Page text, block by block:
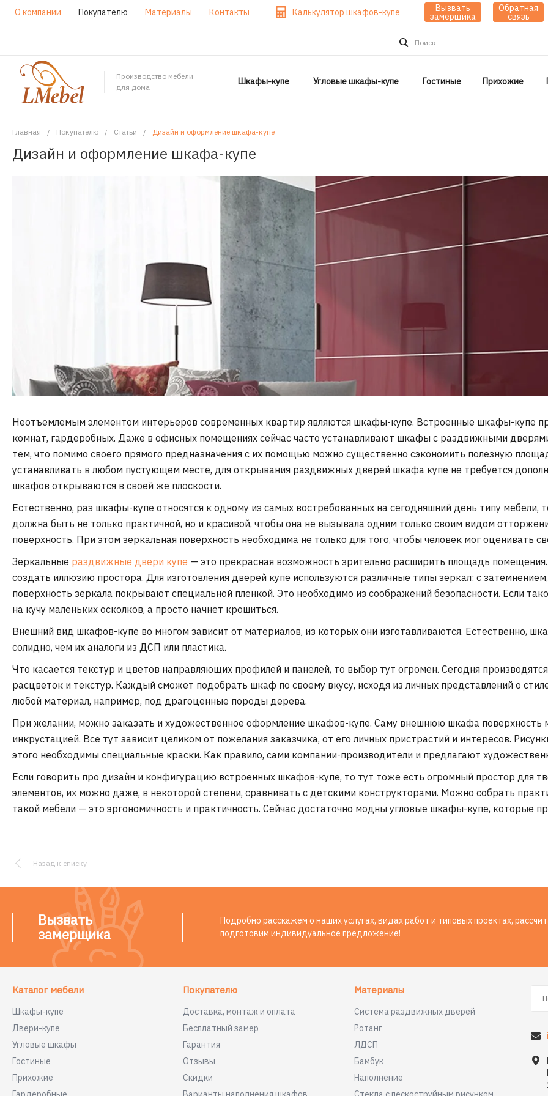
О компании Покупателю Материалы Контакты Калькулятор шкафов-купе Вызвать
замерщика
Обратная
связь
Поиск
Производство мебели
для дома
Шкафы-купе Угловые шкафы-купе Гостиные Прихожие
Главная / Покупателю / Статьи / Дизайн и оформление шкафа-купе
Дизайн и оформление шкафа-купе
Неотъемлемым элементом интерьеров современных квартир являются шкафы-купе. Встроенные шкафы-купе
комнат, гардеробных. Даже в офисных помещениях сейчас часто устанавливают шкафы с раздвижными
тем, что помимо своего прямого предназначения с их помощью можно существенно сэкономить полезную
устанавливать в любом пустующем месте, для открывания раздвижных дверей шкафа купе не требуется
шкафов открываются в своей же плоскости.
Естественно, раз шкафы-купе относятся к одному из самых востребованных на сегодняшний день типу мебели,
должна быть не только практичной, но и красивой, чтобы она не вызывала одним только своим видом
поверхность. При этом зеркальная поверхность необходима не только для того, чтобы человек мог оценивать
Зеркальные раздвижные двери купе — это прекрасная возможность зрительно расширить площадь
создать иллюзию простора. Для изготовления дверей купе используются различные типы зеркал: с
поверхность зеркала покрывают специальной пленкой. Это необходимо из соображений безопасности. Если
на кучу маленьких осколков, а просто начнет крошиться.
Внешний вид шкафов-купе во многом зависит от материалов, из которых они изготавливаются. Естественно,
солидно, чем их аналоги из ДСП или пластика.
Что касается текстур и цветов направляющих профилей и панелей, то выбор тут огромен. Сегодня
расцветок и текстур. Каждый сможет подобрать шкаф по своему вкусу, исходя из личных представлений о
любой материал, например, под драгоценные породы дерева.
При желании, можно заказать и художественное оформление шкафов-купе. Саму внешнюю шкафа поверхность
инкрустацией. Все тут зависит целиком от пожелания заказчика, от его личных пристрастий и интересов.
этого необходимы специальные краски. Как правило, сами компании-производители и предлагают
Если говорить про дизайн и конфигурацию встроенных шкафов-купе, то тут тоже есть огромный простор для
элементов, их можно даже, в некоторой степени, сравнивать с детскими конструкторами. Можно собрать
такой мебели — это эргономичность и практичность. Сейчас достаточно модны угловые шкафы-купе, которые
Назад к списку
Вызвать
замерщика
Подробно расскажем о наших услугах, видах работ и типовых проектах,
подготовим индивидуальное предложение!
Каталог мебели
Шкафы-купе
Двери-купе
Угловые шкафы
Гостиные
Прихожие
Покупателю
Доставка, монтаж и оплата
Бесплатный замер
Гарантия
Отзывы
Скидки
Материалы
Система раздвижных дверей
Ротанг
ЛДСП
Бамбук
Наполнение